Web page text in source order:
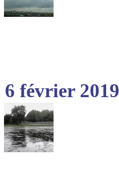
6 février 2019